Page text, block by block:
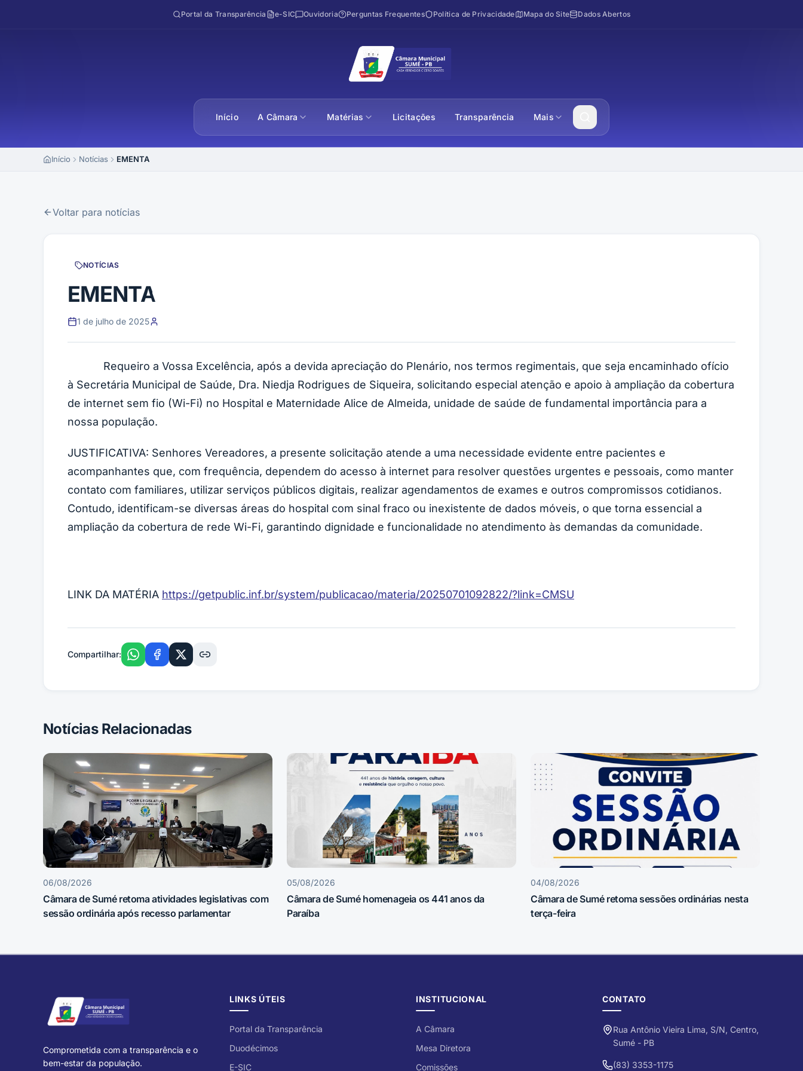
Portal da Transparência e-SIC Ouvidoria Perguntas Frequentes Política de Privacidade Mapa do Site Dados Abertos
Início A Câmara Matérias Licitações Transparência Mais
Início Notícias EMENTA
Voltar para notícias
NOTÍCIAS
EMENTA
1 de julho de 2025
Requeiro a Vossa Excelência, após a devida apreciação do Plenário, nos termos regimentais, que seja encaminhado ofício
à Secretária Municipal de Saúde, Dra. Niedja Rodrigues de Siqueira, solicitando especial atenção e apoio à ampliação da cobertura
de internet sem fio (Wi-Fi) no Hospital e Maternidade Alice de Almeida, unidade de saúde de fundamental importância para a
nossa população.
JUSTIFICATIVA: Senhores Vereadores, a presente solicitação atende a uma necessidade evidente entre pacientes e
acompanhantes que, com frequência, dependem do acesso à internet para resolver questões urgentes e pessoais, como manter
contato com familiares, utilizar serviços públicos digitais, realizar agendamentos de exames e outros compromissos cotidianos.
Contudo, identificam-se diversas áreas do hospital com sinal fraco ou inexistente de dados móveis, o que torna essencial a
ampliação da cobertura de rede Wi-Fi, garantindo dignidade e funcionalidade no atendimento às demandas da comunidade.
LINK DA MATÉRIA https://getpublic.inf.br/system/publicacao/materia/20250701092822/?link=CMSU
Compartilhar:
Notícias Relacionadas
06/08/2026
Câmara de Sumé retoma atividades legislativas com
sessão ordinária após recesso parlamentar
05/08/2026
Câmara de Sumé homenageia os 441 anos da
Paraíba
04/08/2026
Câmara de Sumé retoma sessões ordinárias nesta
terça-feira
Comprometida com a transparência e o
bem-estar da população.
LINKS ÚTEIS
Portal da Transparência
Duodécimos
E-SIC
INSTITUCIONAL
A Câmara
Mesa Diretora
Comissões
CONTATO
Rua Antônio Vieira Lima, S/N, Centro,
Sumé - PB
(83) 3353-1175